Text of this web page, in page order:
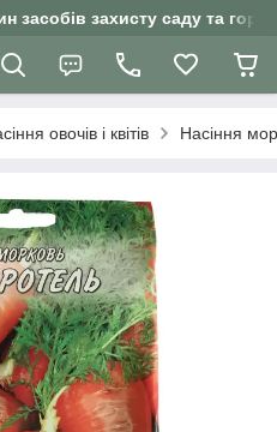
засобів захисту саду та
овочів і квітів Насіння